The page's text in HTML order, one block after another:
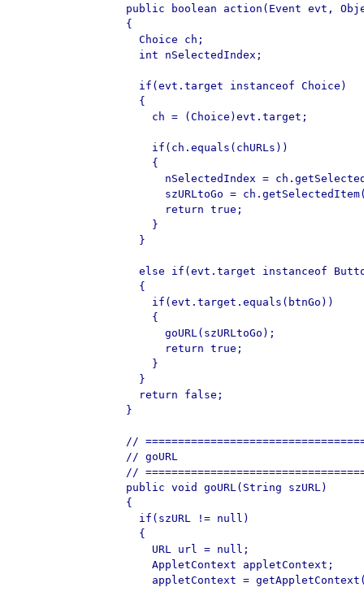
public boolean action(Event evt,
  {
    Choice ch;
    int nSelectedIndex;
    if(evt.target instanceof Choice)
    {
      ch = (Choice)evt.target;
      if(ch.equals(chURLs))
      {
      }
    }
else if(evt.target instanceof
    {
      if(evt.target.equals(btnGo))
      {
      }
    }
    return false;
  }
//
  // goURL
//
  public void goURL(String szURL)
  {
    if(szURL != null)
    {
      URL url = null;
      AppletContext appletContext;
appletContext =